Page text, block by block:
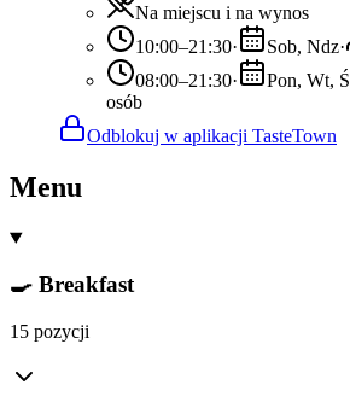
Na miejscu i na wynos
10:00–21:30· Sob, Ndz·
08:00–21:30· Pon, Wt,
osób
Odblokuj w aplikacji TasteTown
Menu
🍳 Breakfast
15 pozycji